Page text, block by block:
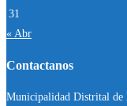
31
« Abr
Contactanos
Municipalidad Distrital de